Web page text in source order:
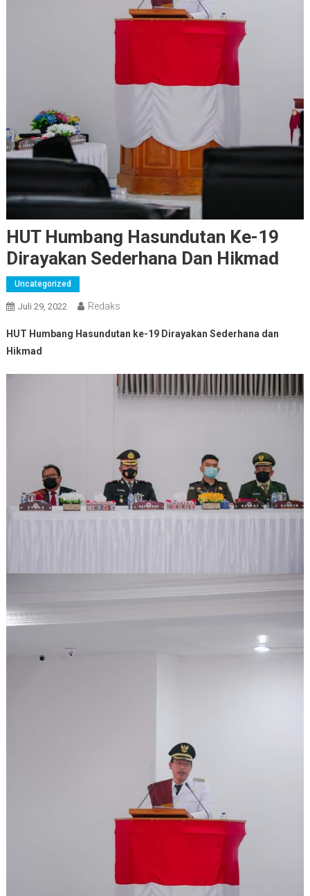
HUT Humbang Hasundutan Ke-19
Dirayakan Sederhana Dan Hikmad
Uncategorized
Juli 29, 2022 Redaks
HUT Humbang Hasundutan ke-19 Dirayakan Sederhana dan
Hikmad